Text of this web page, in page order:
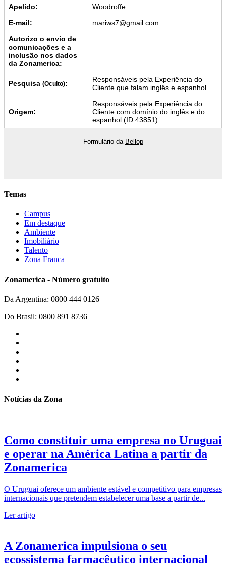
Apelido:
Woodroffe
E-mail:
mariws7@gmail.com
Autorizo o envio de
comunicações e a
inclusão nos dados
da Zonamerica:
–
Pesquisa (Oculto):
Responsáveis pela Experiência do
Cliente que falam inglês e espanhol
Origem:
Responsáveis pela Experiência do
Cliente com domínio do inglês e do
espanhol (ID 43851)
Formulário da Bellop
Temas
Campus
Em destaque
Ambiente
Imobiliário
Talento
Zona Franca
Zonamerica - Número gratuito
Da Argentina: 0800 444 0126
Do Brasil: 0800 891 8736
Notícias da Zona
Como constituir uma empresa no Uruguai
e operar na América Latina a partir da
Zonamerica
O Uruguai oferece um ambiente estável e competitivo para empresas
internacionais que pretendem estabelecer uma base a partir de...
Ler artigo
A Zonamerica impulsiona o seu
ecossistema farmacêutico internacional